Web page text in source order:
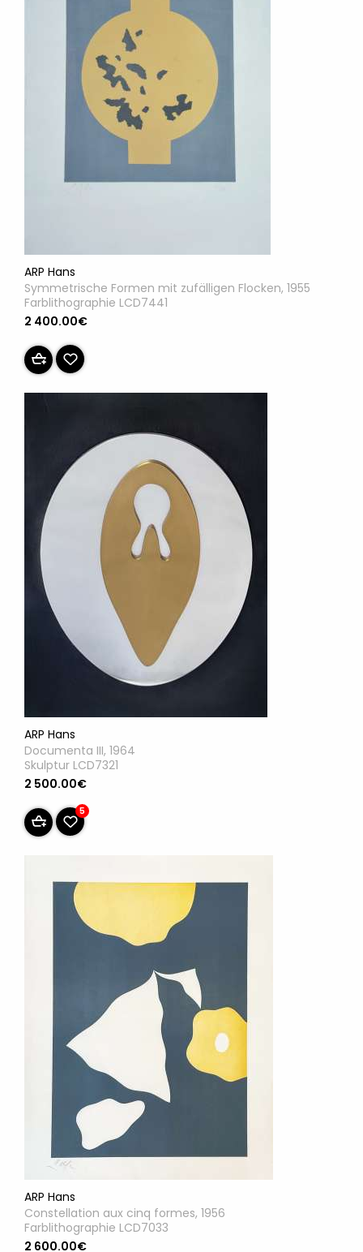
ARP Hans
Symmetrische Formen mit zufälligen Flocken, 1955
Farblithographie LCD7441
2 400.00€
ARP Hans
Documenta III, 1964
Skulptur LCD7321
2 500.00€
5
ARP Hans
Constellation aux cinq formes, 1956
Farblithographie LCD7033
2 600.00€